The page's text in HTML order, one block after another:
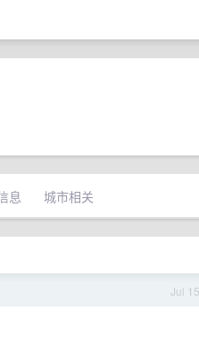
息 城市相关
Jul 15